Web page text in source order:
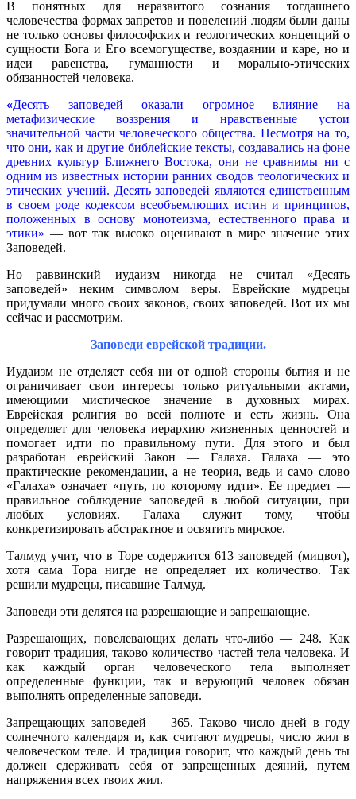
В понятных для неразвитого сознания тогдашнего
человечества формах запретов и повелений людям были даны
не только основы философских и теологических концепций о
сущности Бога и Его всемогуществе, воздаянии и каре, но и
идеи равенства, гуманности и морально-этических
обязанностей человека.
«Десять заповедей оказали огромное влияние на
метафизические воззрения и нравственные устои
значительной части человеческого общества. Несмотря на то,
что они, как и другие библейские тексты, создавались на фоне
древних культур Ближнего Востока, они не сравнимы ни с
одним из известных истории ранних сводов теологических и
этических учений. Десять заповедей являются единственным
в своем роде кодексом всеобъемлющих истин и принципов,
положенных в основу монотеизма, естественного права и
этики» — вот так высоко оценивают в мире значение этих
Заповедей.
Но раввинский иудаизм никогда не считал «Десять
заповедей» неким символом веры. Еврейские мудрецы
придумали много своих законов, своих заповедей. Вот их мы
сейчас и рассмотрим.
Заповеди еврейской традиции.
Иудаизм не отделяет себя ни от одной стороны бытия и не
ограничивает свои интересы только ритуальными актами,
имеющими мистическое значение в духовных мирах.
Еврейская религия во всей полноте и есть жизнь. Она
определяет для человека иерархию жизненных ценностей и
помогает идти по правильному пути. Для этого и был
разработан еврейский Закон — Галаха. Галаха — это
практические рекомендации, а не теория, ведь и само слово
«Галаха» означает «путь, по которому идти». Ее предмет —
правильное соблюдение заповедей в любой ситуации, при
любых условиях. Галаха служит тому, чтобы
конкретизировать абстрактное и освятить мирское.
Талмуд учит, что в Торе содержится 613 заповедей (мицвот),
хотя сама Тора нигде не определяет их количество. Так
решили мудрецы, писавшие Талмуд.
Заповеди эти делятся на разрешающие и запрещающие.
Разрешающих, повелевающих делать что-либо — 248. Как
говорит традиция, таково количество частей тела человека. И
как каждый орган человеческого тела выполняет
определенные функции, так и верующий человек обязан
выполнять определенные заповеди.
Запрещающих заповедей — 365. Таково число дней в году
солнечного календаря и, как считают мудрецы, число жил в
человеческом теле. И традиция говорит, что каждый день ты
должен сдерживать себя от запрещенных деяний, путем
напряжения всех твоих жил.